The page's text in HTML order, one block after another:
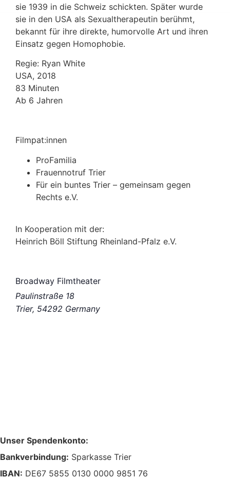
sie 1939 in die Schweiz schickten. Später wurde
sie in den USA als Sexualtherapeutin berühmt,
bekannt für ihre direkte, humorvolle Art und ihren
Einsatz gegen Homophobie.
Regie: Ryan White
USA, 2018
83 Minuten
Ab 6 Jahren
Filmpat:innen
ProFamilia
Frauennotruf Trier
Für ein buntes Trier – gemeinsam gegen
Rechts e.V.
In Kooperation mit der:
Heinrich Böll Stiftung Rheinland-Pfalz e.V.
Broadway Filmtheater
Paulinstraße 18
Trier, 54292 Germany
Unser Spendenkonto:
Bankverbindung: Sparkasse Trier
IBAN: DE67 5855 0130 0000 9851 76